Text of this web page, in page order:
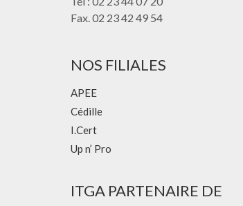
Fax. 02 23 42 49 54
NOS FILIALES
APEE
Cédille
I.Cert
Up n’ Pro
ITGA PARTENAIRE DE